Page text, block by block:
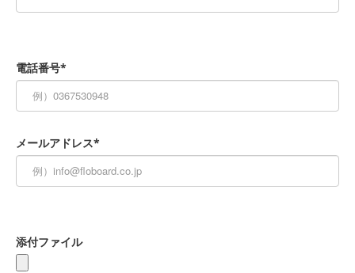
電話番号*
メールアドレス*
添付ファイル